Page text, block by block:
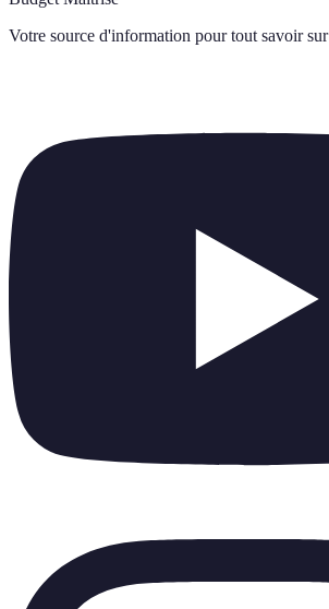
Votre source d'information pour tout savoir sur